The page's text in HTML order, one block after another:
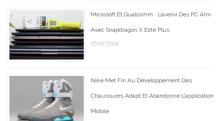
Microsoft Et Qualcomm : L’avenir Des PC Arm
Avec Snapdragon X Elite Plus
05/07/2024
Nike Met Fin Au Développement Des
Chaussures Adapt Et Abandonne L’application
Mobile